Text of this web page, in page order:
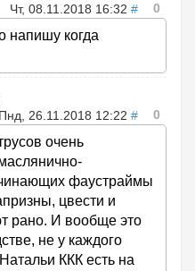
Чт, 08.11.2018 16:32 # 0
напишу когда
Пнд, 26.11.2018 12:22 # 0
очень
фаустраймы
цвести и
рано. И вообще это
не у каждого
ККК есть на